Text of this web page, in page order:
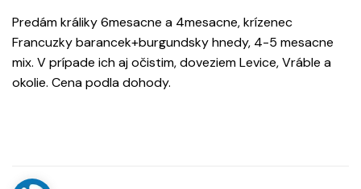
Predám králiky 6mesacne a 4mesacne, krízenec
Francuzky barancek+burgundsky hnedy, 4-5 mesacne
mix. V prípade ich aj očistim, doveziem Levice, Vráble a
okolie. Cena podla dohody.